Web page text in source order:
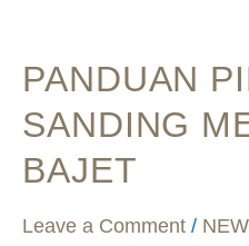
PANDUAN
SANDING
BAJET
Leave a Comment /
Pakej
Mengikut
Bajet